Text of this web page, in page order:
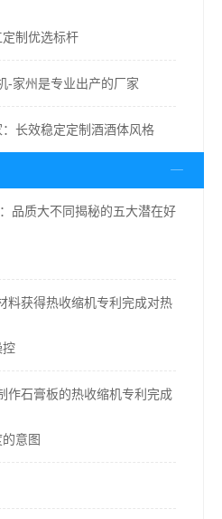
制优选标杆
-家州是专业出产的厂家
长效稳定定制酒酒体风格
品质大不同揭秘的五大潜在好
料获得热收缩机专利完成对热
控
作石膏板的热收缩机专利完成
意图